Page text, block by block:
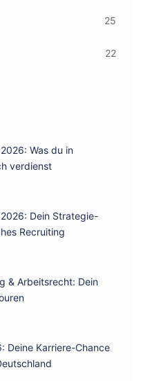
25
22
Was du in
verdienst
Dein Strategie-
Recruiting
& Arbeitsrecht: Dein
Deine Karriere-Chance